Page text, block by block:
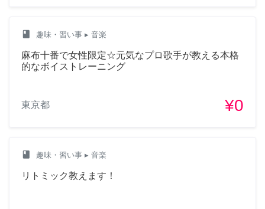
class 趣味・習い事 ▸ 音楽
麻布十番で女性限定☆元気なプロ歌手が教える本格
的なボイストレーニング
東京都 ¥0
class 趣味・習い事 ▸ 音楽
リトミック教えます！